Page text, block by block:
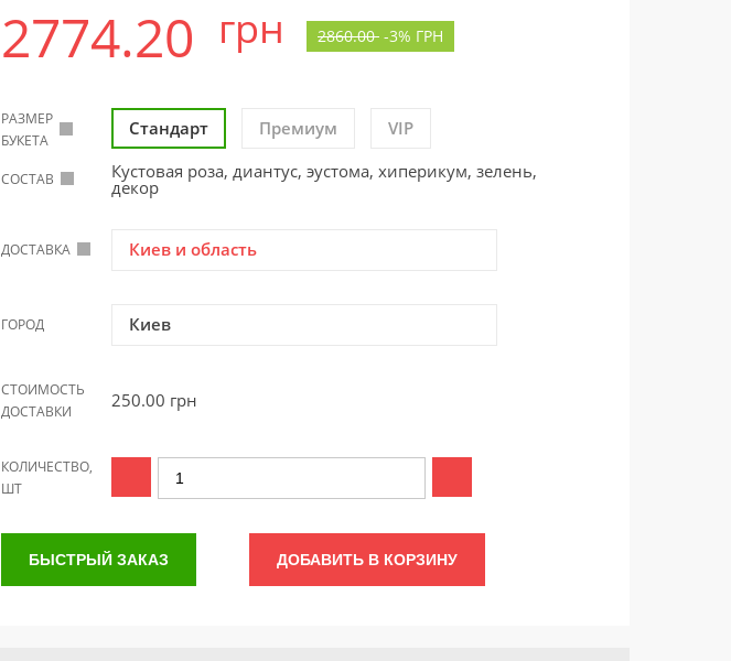
2774.20 грн 2860.00 -3% ГРН
РАЗМЕР
БУКЕТА
Стандарт Премиум VIP
СОСТАВ Кустовая роза, диантус, эустома, хиперикум, зелень,
декор
ДОСТАВКА Киев и область
ГОРОД Киев
СТОИМОСТЬ
ДОСТАВКИ
250.00 грн
КОЛИЧЕСТВО,
ШТ
БЫСТРЫЙ ЗАКАЗ ДОБАВИТЬ В КОРЗИНУ